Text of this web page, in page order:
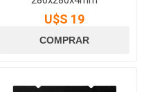
U$S 19